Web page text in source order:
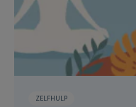
ZELFHULP